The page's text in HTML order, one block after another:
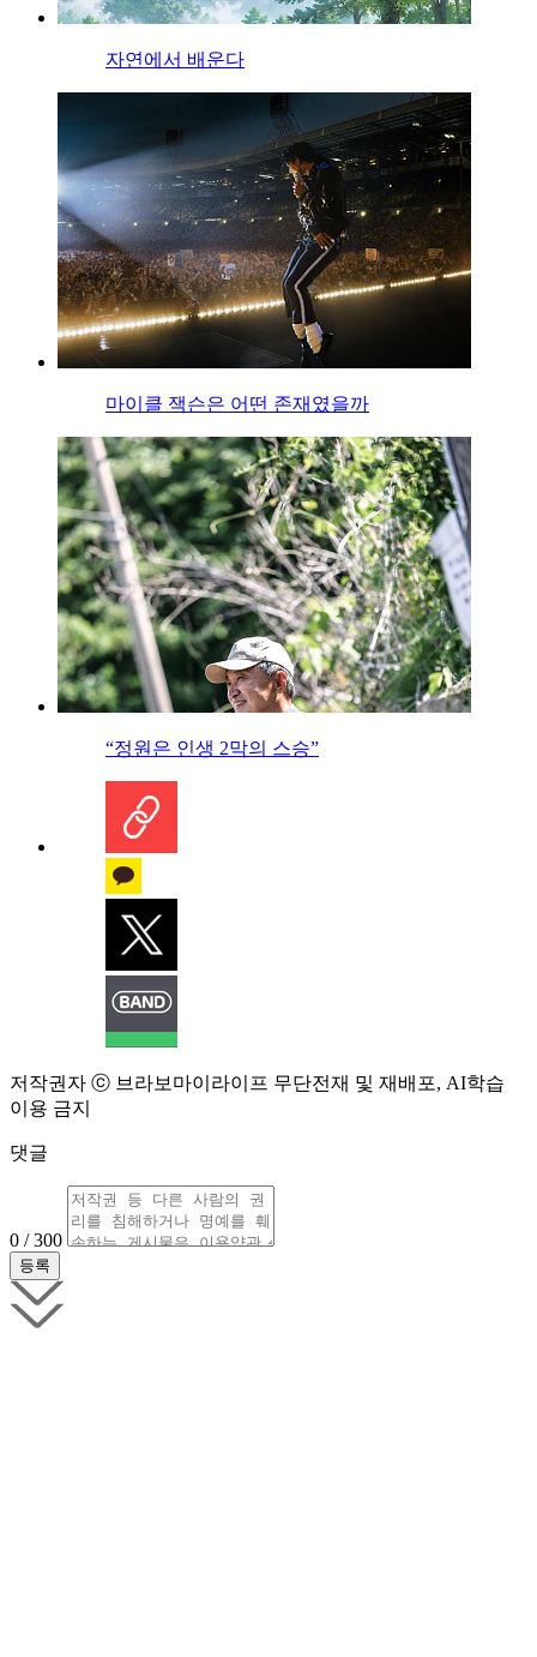
자연에서 배운다
마이클 잭슨은 어떤 존재였을까
“정원은 인생 2막의 스승”
저작권자 ⓒ 브라보마이라이프 무단전재 및 재배포, AI학습
이용 금지
댓글
0 / 300